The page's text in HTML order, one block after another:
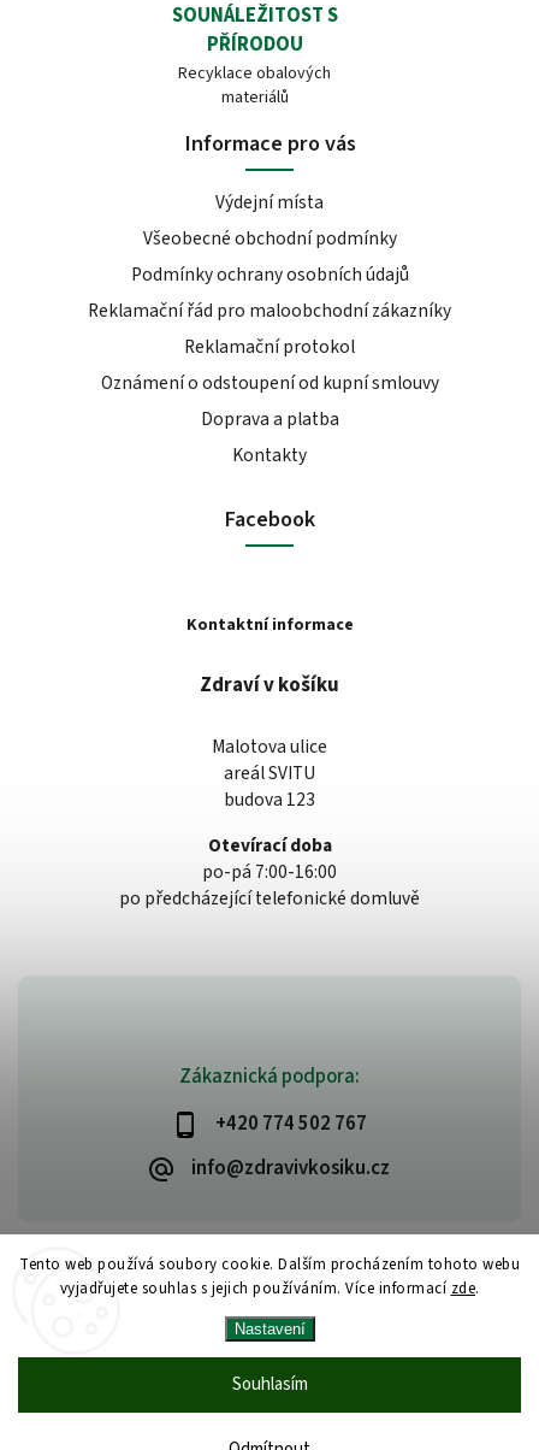
Tento web používá soubory cookie. Dalším procházením tohoto webu
vyjadřujete souhlas s jejich používáním. Více informací zde.
Nastavení
Souhlasím
SOUNÁLEŽITOST S
PŘÍRODOU
Recyklace obalových
materiálů
Zákaznická podpora:
+420 774 502 767
info@zdravivkosiku.cz
Informace pro vás
Výdejní místa
Všeobecné obchodní podmínky
Podmínky ochrany osobních údajů
Reklamační řád pro maloobchodní zákazníky
Reklamační protokol
Oznámení o odstoupení od kupní smlouvy
Doprava a platba
Kontakty
Facebook
Kontaktní informace
Zdraví v košíku
Malotova ulice
areál SVITU
budova 123
Otevírací doba
po-pá 7:00-16:00
po předcházející telefonické domluvě
www.zdravivkosiku.cz
Upravit nastavení cookies
VytvořilShoptet | Design